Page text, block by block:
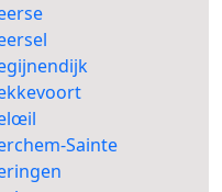
Sainte